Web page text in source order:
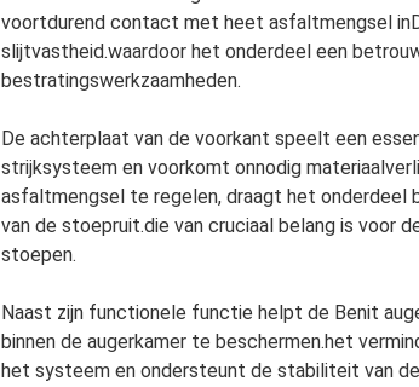
voortdurend contact met heet asfaltmengsel
slijtvastheid.waardoor het onderdeel een
bestratingswerkzaamheden.
De achterplaat van de voorkant speelt een
strijksysteem en voorkomt onnodig
asfaltmengsel te regelen, draagt het onderdeel
van de stoepruit.die van cruciaal belang is voor
stoepen.
Naast zijn functionele functie helpt de Benit
binnen de augerkamer te beschermen.het
het systeem en ondersteunt de stabiliteit van